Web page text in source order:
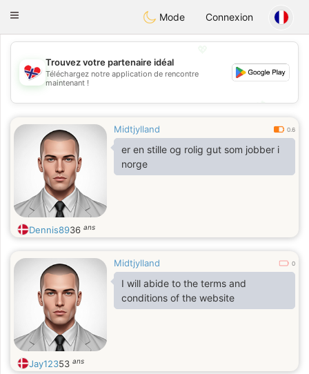
EkteNordmenn
Toggle
Mode Connexion
💖
💕
Trouvez votre partenaire idéal
Téléchargez notre application de rencontre
maintenant !
Midtjylland 0.6
er en stille og rolig gut som jobber i
norge
Dennis8936 ans
Midtjylland 0
I will abide to the terms and
conditions of the website
Jay12353 ans